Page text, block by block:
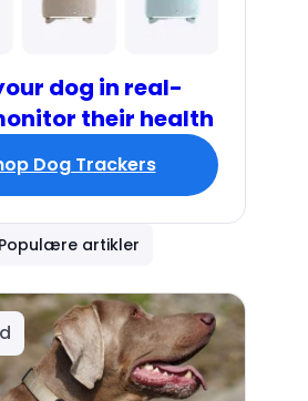
dog in real-
their health
Dog Trackers
Populære artikler